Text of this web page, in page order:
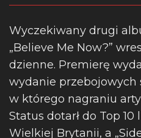
Wyczekiwany drugi
„Believe Me Now?”
dzienne. Premierę
wydanie przebojowych
w którego nagraniu
Status dotarł do Top
Wielkiej Brytanii, a